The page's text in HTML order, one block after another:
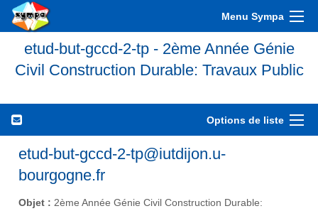
Menu Sympa
etud-but-gccd-2-tp - 2ème Année Génie
Civil Construction Durable: Travaux Public
Options de liste
etud-but-gccd-2-tp@iutdijon.u-
bourgogne.fr
Objet : 2ème Année Génie Civil Construction Durable: